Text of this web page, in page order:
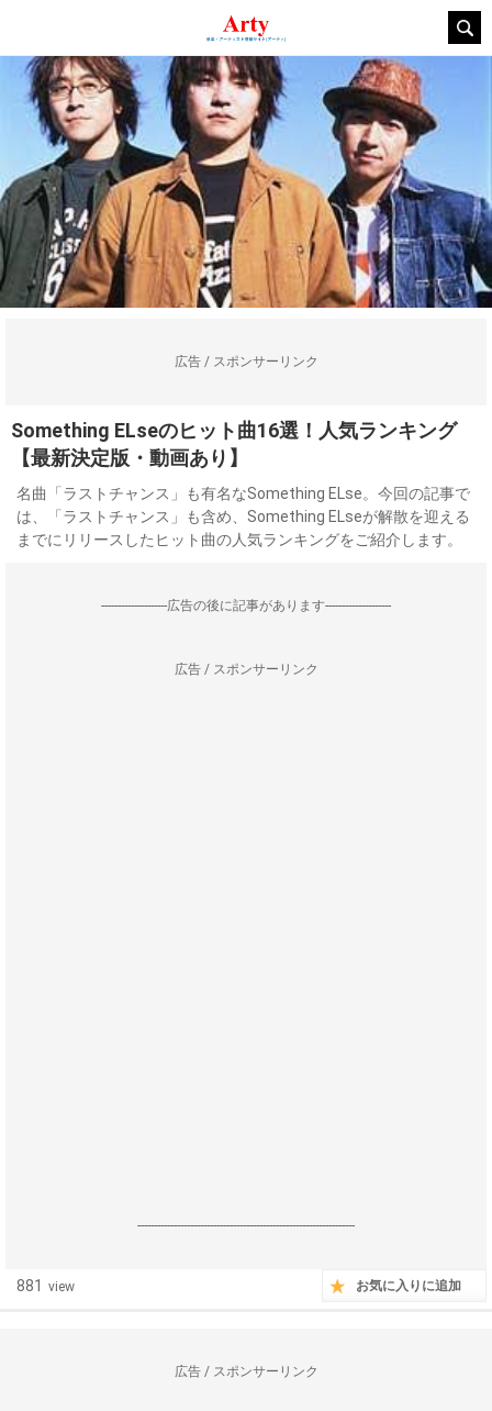
広告 / スポンサーリンク
Something ELseのヒット曲16選！人気ランキング
【最新決定版・動画あり】
名曲「ラストチャンス」も有名なSomething ELse。今回の記事で
は、「ラストチャンス」も含め、Something ELseが解散を迎える
までにリリースしたヒット曲の人気ランキングをご紹介します。
--------------------広告の後に記事があります--------------------
広告 / スポンサーリンク
------------------------------------------------------------------
881 view お気に入りに追加
広告 / スポンサーリンク